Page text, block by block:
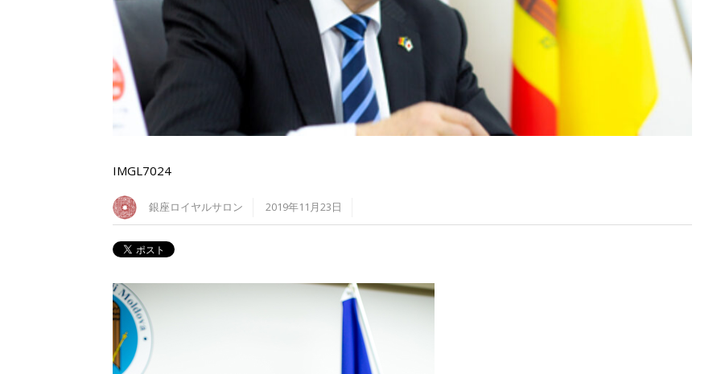
IMGL7024
銀座ロイヤルサロン 2019年11月23日